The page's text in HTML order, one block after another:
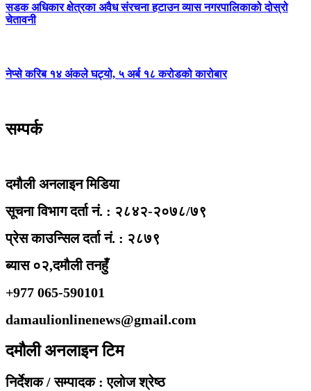
सडक अधिकार क्षेत्रका अवैध संरचना हटाउन व्यास नगरपालिकाको दोस्रो
चेतावनी
नेप्से करिब १४ अंकले घट्यो, ५ अर्ब १८ करोडको कारोबार
सम्पर्क
दमौली अनलाइन मिडिया
सूचना विभाग दर्ता नं. : २८४२-२०७८/७९
प्रेस काउन्सिल दर्ता नं. : २८७९
ब्यास ०२,दमौली तनहुँ
+977 065-590101
damaulionlinenews@gmail.com
दमौली अनलाइन टिम
निर्देशक / सम्पादक : एलोज श्रेष्ठ